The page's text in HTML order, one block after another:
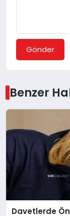
Gönder
Benzer
Davetlerde